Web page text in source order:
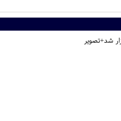
شد+تصویر